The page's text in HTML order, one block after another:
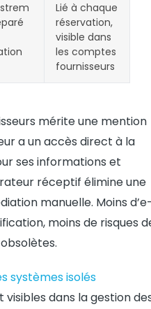
Lié à chaque
réservation,
visible dans
les comptes
fournisseurs
mérite une mention
a un accès direct à la
ses informations et
réceptif élimine une
manuelle. Moins
moins de risques
systèmes isolés
dans la gestion